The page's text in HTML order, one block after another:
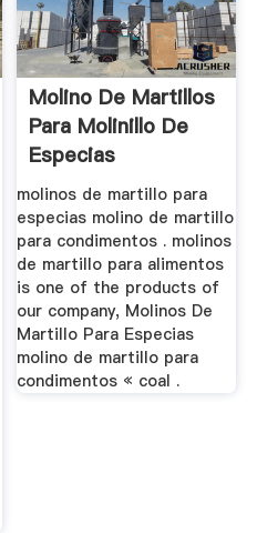
Molino De Martillos
Para Molinillo De
Especias
molinos de martillo para
especias molino de martillo
para condimentos . molinos
de martillo para alimentos
is one of the products of
our company, Molinos De
Martillo Para Especias
molino de martillo para
condimentos « coal .